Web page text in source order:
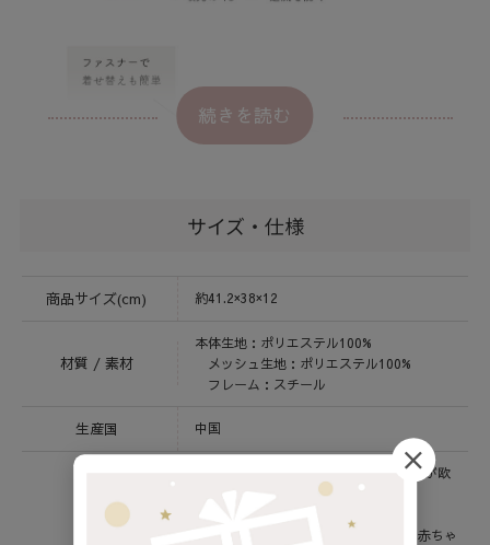
続きを読む
サイズ・仕様
商品サイズ(cm) 約41.2×38×12
材質 / 素材
本体生地：ポリエステル100%
メッシュ生地：ポリエステル100%
フレーム：スチール
生産国 中国
babubu.は日本人プロダクトデザイナーが欧
州で立ち上げたベビーブランドです。
バブブエアリングピローは、今までの赤ちゃ